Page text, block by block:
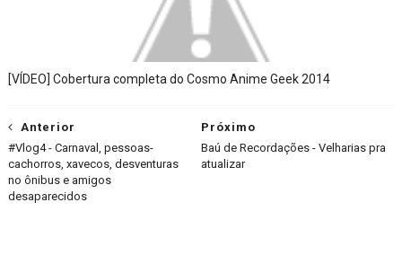
[VÍDEO] Cobertura completa do Cosmo Anime Geek 2014
Próximo
Baú de Recordações - Velharias pra
atualizar
Anterior
#Vlog4 - Carnaval, pessoas-
cachorros, xavecos, desventuras
no ônibus e amigos
desaparecidos